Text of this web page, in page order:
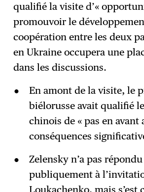
qualifié la visite d’«
promouvoir le
coopération entre les deux
en Ukraine occupera une
dans les discussions.
En amont de la visite, le
biélorusse avait qualifié
chinois de « pas en avant
conséquences
Zelensky n’a pas répondu
publiquement à
Loukachenko, mais s’est